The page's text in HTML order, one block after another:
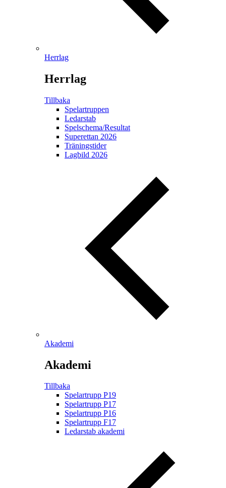
Herrlag
Herrlag
Tillbaka
Spelartruppen
Ledarstab
Spelschema/Resultat
Superettan 2026
Träningstider
Lagbild 2026
Akademi
Akademi
Tillbaka
Spelartrupp P19
Spelartrupp P17
Spelartrupp P16
Spelartrupp F17
Ledarstab akademi